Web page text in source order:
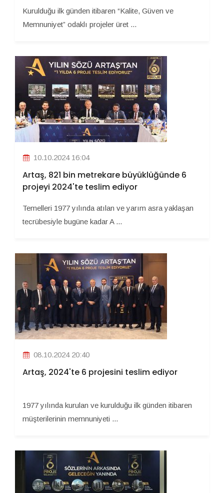
Kurulduğu ilk günden itibaren “Kalite, Güven ve
Memnuniyet” odaklı projeler üret ...
10.10.2024 16:04
Artaş, 821 bin metrekare büyüklüğünde 6
projeyi 2024'te teslim ediyor
Temelleri 1977 yılında atılan ve yarım asra yaklaşan
tecrübesiyle bugüne kadar A ...
08.10.2024 20:40
Artaş, 2024'te 6 projesini teslim ediyor
1977 yılında kurulan ve kurulduğu ilk günden itibaren
müşterilerinin memnuniyeti ...